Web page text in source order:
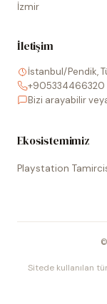
İzmir
İletişim
İstanbul/Pendik,
+905334466320
Bizi arayabilir
Ekosistemimiz
Playstation
©
Sitede kullanılan